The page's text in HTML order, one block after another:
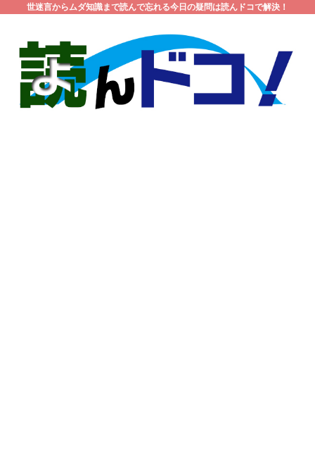
世迷言からムダ知識まで読んで忘れる今日の疑問は読んドコで解決！